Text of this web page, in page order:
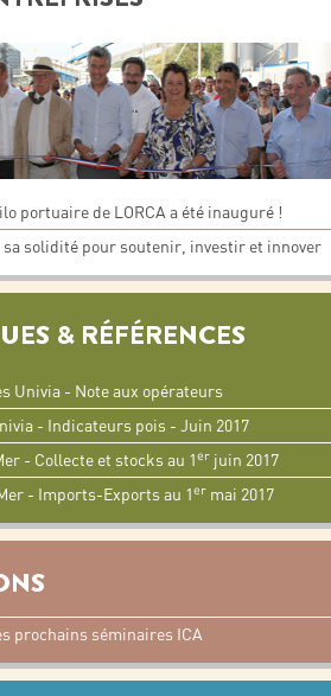
portuaire de LORCA a été inauguré !
solidité pour soutenir, investir et innover
& RÉFÉRENCES
Univia - Note aux opérateurs
- Indicateurs pois - Juin 2017
- Collecte et stocks au 1erjuin 2017
- Imports-Exports au 1er mai 2017
prochains séminaires ICA